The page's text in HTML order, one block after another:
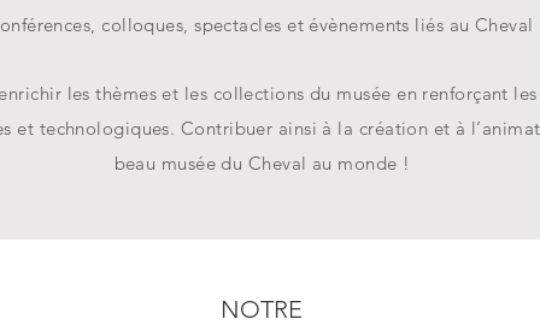
colloques, spectacles et évènements liés au Cheval
les thèmes et les collections du musée en renforçant
et technologiques. Contribuer ainsi à la création et à
beau musée du Cheval au monde !
NOTRE